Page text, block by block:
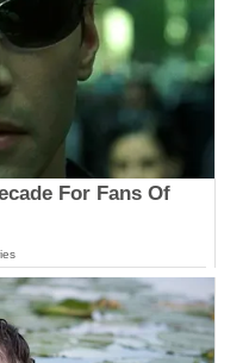
For Fans Of